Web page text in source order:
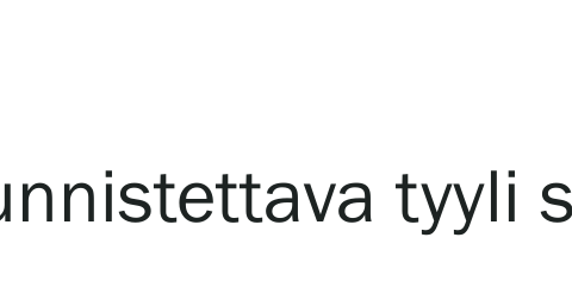
tyyli